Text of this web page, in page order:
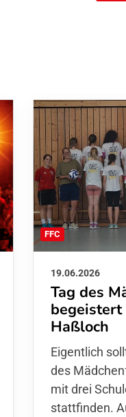
FFC
19.06.2026
Tag des
begeistert
Haßloch
Eigentlich
des
mit drei
stattfinden.